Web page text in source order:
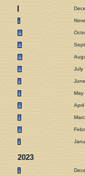
July
June
May
April
2023